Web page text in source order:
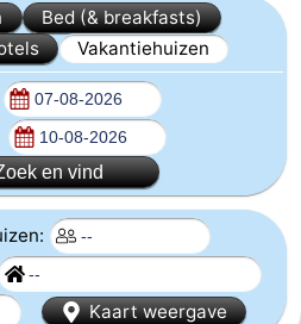
Bed (& breakfasts)
Vakantiehuizen
en vind
Kaart weergave